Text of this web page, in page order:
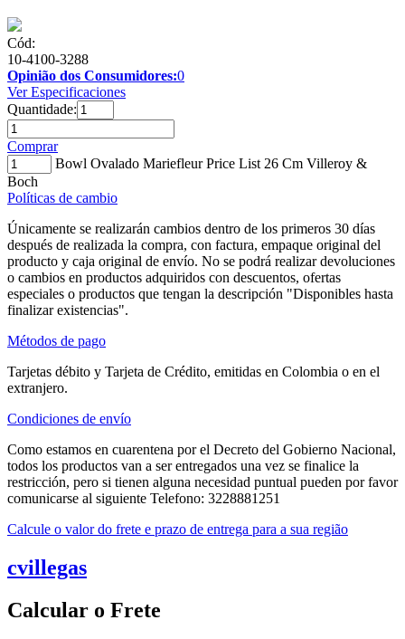
Cód:
10-4100-3288
Opinião dos Consumidores:0
Ver Especificaciones
Quantidade:
Comprar
Bowl Ovalado Mariefleur Price List 26 Cm Villeroy &
Boch
Políticas de cambio
Únicamente se realizarán cambios dentro de los primeros 30 días
después de realizada la compra, con factura, empaque original del
producto y caja original de envío. No se podrá realizar devoluciones
o cambios en productos adquiridos con descuentos, ofertas
especiales o productos que tengan la descripción "Disponibles hasta
finalizar existencias".
Métodos de pago
Tarjetas débito y Tarjeta de Crédito, emitidas en Colombia o en el
extranjero.
Condiciones de envío
Como estamos en cuarentena por el Decreto del Gobierno Nacional,
todos los productos van a ser entregados una vez se finalice la
restricción, pero si tienen alguna necesidad puntual pueden por favor
comunicarse al siguiente Telefono: 3228881251
Calcule o valor do frete e prazo de entrega para a sua região
cvillegas
Calcular o Frete